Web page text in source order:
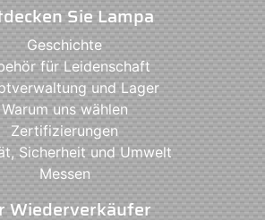
Sie Lampa
Geschichte
für Leidenschaft
und Lager
Warum uns wählen
Zertifizierungen
Sicherheit und Umwelt
Messen
Wiederverkäufer